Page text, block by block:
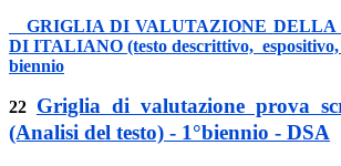
GRIGLIA DI VALUTAZIONE DELLA
DI ITALIANO (testo descrittivo, espositivo,
biennio
22 Griglia di valutazione prova
(Analisi del testo) - 1°biennio - DSA